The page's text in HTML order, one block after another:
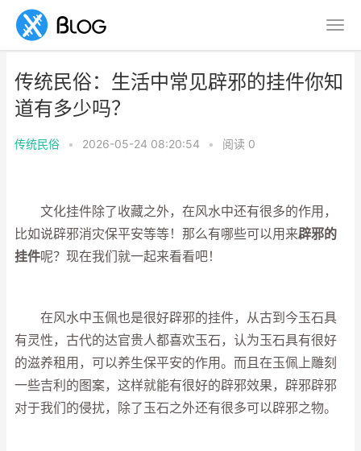
传统民俗：生活中常见辟邪的挂件你知
道有多少吗？
传统民俗 • 2026-05-24 08:20:54 • 阅读 0
文化挂件除了收藏之外，在风水中还有很多的作用，
比如说辟邪消灾保平安等等！那么有哪些可以用来辟邪的
挂件呢？现在我们就一起来看看吧！
在风水中玉佩也是很好辟邪的挂件，从古到今玉石具
有灵性，古代的达官贵人都喜欢玉石，认为玉石具有很好
的滋养租用，可以养生保平安的作用。而且在玉佩上雕刻
一些吉利的图案，这样就能有很好的辟邪效果，辟邪辟邪
对于我们的侵扰，除了玉石之外还有很多可以辟邪之物。